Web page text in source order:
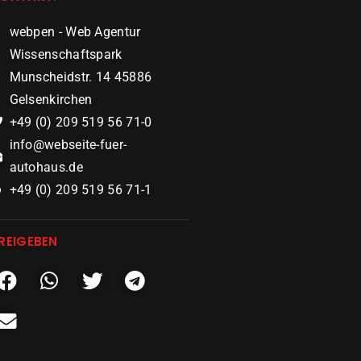
webpen - Web Agentur
Wissenschaftspark
Munscheidstr. 14 45886
Gelsenkirchen
+49 (0) 209 519 56 71-0
info@webseite-fuer-
autohaus.de
+49 (0) 209 519 56 71-1